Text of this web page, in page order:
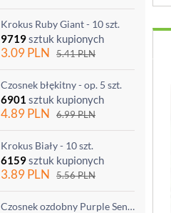
Krokus Ruby Giant - 10 szt.
9719sztuk kupionych
3.09PLN 5.41PLN
Czosnek błękitny - op. 5 szt.
6901 sztuk kupionych
4.89PLN 6.99PLN
Krokus Biały - 10 szt.
6159sztuk kupionych
3.89PLN 5.56PLN
Czosnek ozdobny Purple Sensation - op. 3 szt.